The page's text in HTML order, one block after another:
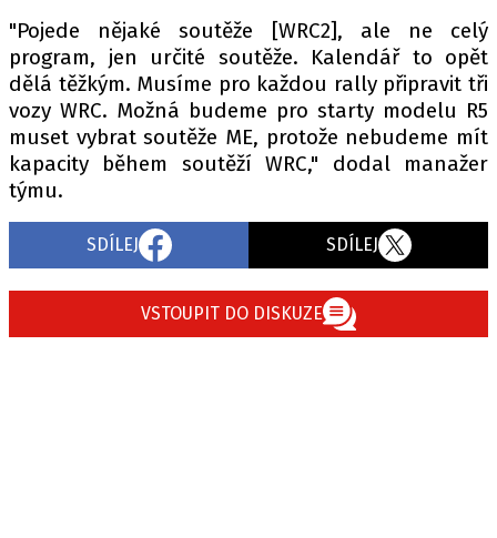
"Pojede nějaké soutěže [WRC2], ale ne celý
program, jen určité soutěže. Kalendář to opět
dělá těžkým. Musíme pro každou rally připravit tři
vozy WRC. Možná budeme pro starty modelu R5
muset vybrat soutěže ME, protože nebudeme mít
kapacity během soutěží WRC," dodal manažer
týmu.
SDÍLEJ SDÍLEJ
VSTOUPIT DO DISKUZE